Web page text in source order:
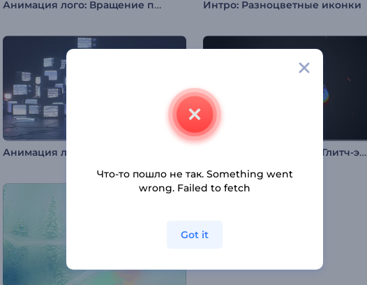
Анимация лого: Вращение полос света Интро: Разноцветные иконки
Заставка с логотипом: Глитч-эффект
Что-то пошло не так. Something went
wrong. Failed to fetch
Got it